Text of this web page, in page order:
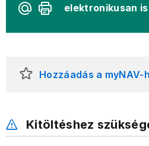
elektronikusan
Hozzáadás a myNAV-
Kitöltéshez